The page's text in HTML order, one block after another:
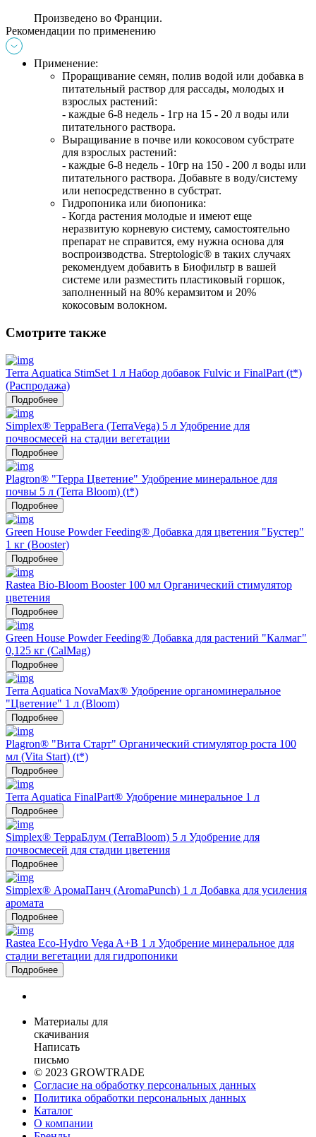
Произведено во Франции.
Рекомендации по применению
Применение:
Проращивание семян, полив водой или добавка в
питательный раствор для рассады, молодых и
взрослых растений:
- каждые 6-8 недель - 1гр на 15 - 20 л воды или
питательного раствора.
Выращивание в почве или кокосовом субстрате
для взрослых растений:
- каждые 6-8 недель - 10гр на 150 - 200 л воды или
питательного раствора. Добавьте в воду/систему
или непосредственно в субстрат.
Гидропоника или биопоника:
- Когда растения молодые и имеют еще
неразвитую корневую систему, самостоятельно
препарат не справится, ему нужна основа для
воспроизводства. Streptologic® в таких случаях
рекомендуем добавить в Биофильтр в вашей
системе или разместить пластиковый горшок,
заполненный на 80% керамзитом и 20%
кокосовым волокном.
Смотрите также
Terra Aquatica StimSet 1 л Набор добавок Fulvic и FinalPart (t*)
(Распродажа)
Подробнее
Simplex® ТерраВега (TerraVega) 5 л Удобрение для
почвосмесей на стадии вегетации
Подробнее
Plagron® "Терра Цветение" Удобрение минеральное для
почвы 5 л (Terra Bloom) (t*)
Подробнее
Green House Powder Feeding® Добавка для цветения "Бустер"
1 кг (Booster)
Подробнее
Rastea Bio-Bloom Booster 100 мл Органический стимулятор
цветения
Подробнее
Green House Powder Feeding® Добавка для растений "Калмаг"
0,125 кг (CalMag)
Подробнее
Terra Aquatica NovaMax® Удобрение органоминеральное
"Цветение" 1 л (Bloom)
Подробнее
Plagron® "Вита Старт" Органический стимулятор роста 100
мл (Vita Start) (t*)
Подробнее
Terra Aquatica FinalPart® Удобрение минеральное 1 л
Подробнее
Simplex® ТерраБлум (TerraBloom) 5 л Удобрение для
почвосмесей для стадии цветения
Подробнее
Simplex® АромаПанч (AromaPunch) 1 л Добавка для усиления
аромата
Подробнее
Rastea Eco-Hydro Vega A+B 1 л Удобрение минеральное для
стадии вегетации для гидропоники
Подробнее
Материалы для
скачивания
Написать
письмо
© 2023 GROWTRADE
Согласие на обработку персональных данных
Политика обработки персональных данных
Каталог
О компании